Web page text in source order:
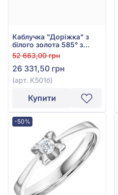
Каблучка "Доріжка" з
білого золота 585° з
діамантами 0,085ct, арт.
К501б
52 663,00 грн
26 331,50 грн
(арт. К501б)
Купити
-50%